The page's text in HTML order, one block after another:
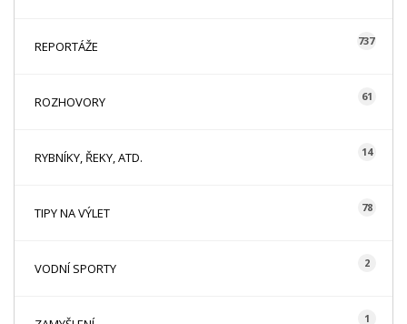
REPORTÁŽE 737
ROZHOVORY 61
RYBNÍKY, ŘEKY, ATD. 14
TIPY NA VÝLET 78
VODNÍ SPORTY 2
1